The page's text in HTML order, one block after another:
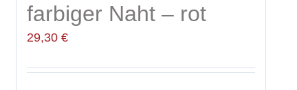
farbiger Naht – rot
29,30€